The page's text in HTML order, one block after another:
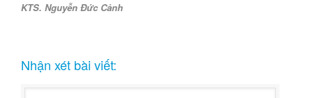
KTS. Nguyễn Đức Cảnh
Nhận xét bài viết: